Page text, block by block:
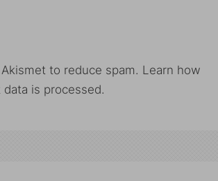
to reduce spam. Learn how
is processed.